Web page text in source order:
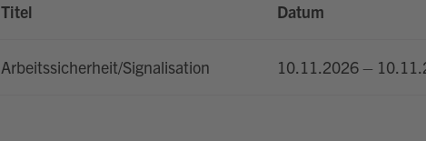
Titel Datum
Arbeitssicherheit/Signalisation 10.11.2026 –